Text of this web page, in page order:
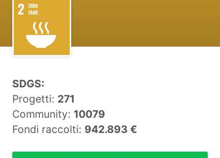
SDGS:
Progetti: 271
Community: 10079
Fondi raccolti: 942.893 €